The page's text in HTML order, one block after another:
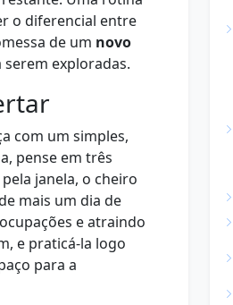
o diferencial entre
de um novo
exploradas.
com um simples,
pense em três
janela, o cheiro
mais um dia de
e atraindo
e praticá-la logo
para a